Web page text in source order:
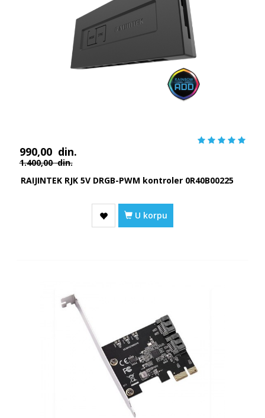
990,00 din.
1.400,00din.
RAIJINTEK RJK 5V DRGB-PWM kontroler 0R40B00225
U korpu